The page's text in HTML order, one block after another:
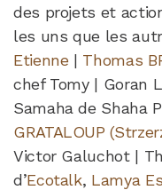
des projets et
les uns que les
Etienne | Thomas
chef Tomy | Goran
Samaha de Shaha
GRATALOUP
Victor Galuchot |
d’Ecotalk, Lamya